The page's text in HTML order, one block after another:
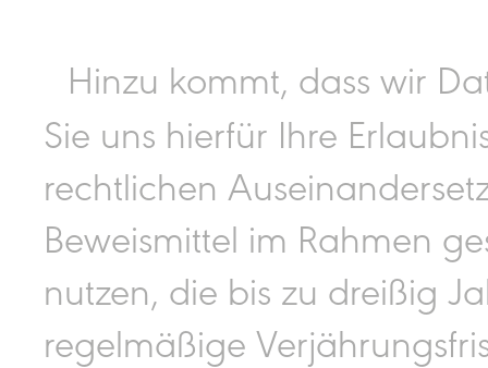
Hinzu kommt, dass wir
Sie uns hierfür Ihre
rechtlichen
Beweismittel im Rahmen
nutzen, die bis zu dreißig
regelmäßige